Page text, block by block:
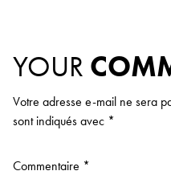
YOUR
Votre adresse e-mail ne sera
sont indiqués avec *
Commentaire *